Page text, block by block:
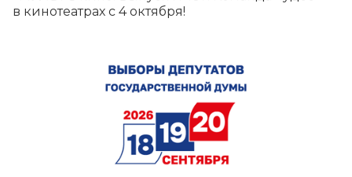
в кинотеатрах с 4 октября!